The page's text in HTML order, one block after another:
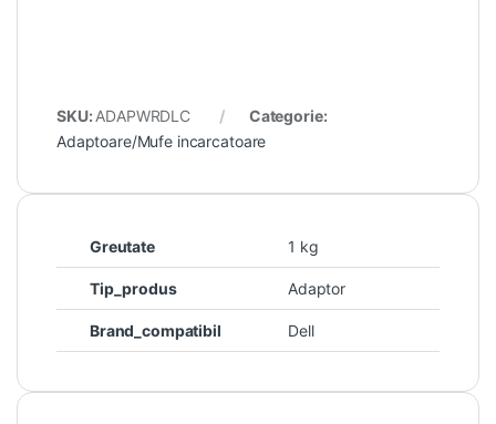
SKU: ADAPWRDLC
Categorie:
Adaptoare/Mufe incarcatoare
Greutate 1 kg
Tip_produs Adaptor
Brand_compatibil Dell